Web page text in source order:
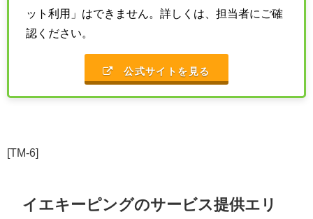
ット利用」はできません。詳しくは、担当者にご確
認ください。
公式サイトを見る
[TM-6]
イエキーピングのサービス提供エリ